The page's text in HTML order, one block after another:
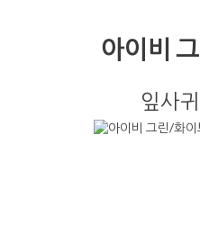
아이비
잎사